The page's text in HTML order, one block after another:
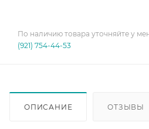
По наличию товара уточняйте у
(921) 754-44-53
ОПИСАНИЕ ОТЗЫВЫ